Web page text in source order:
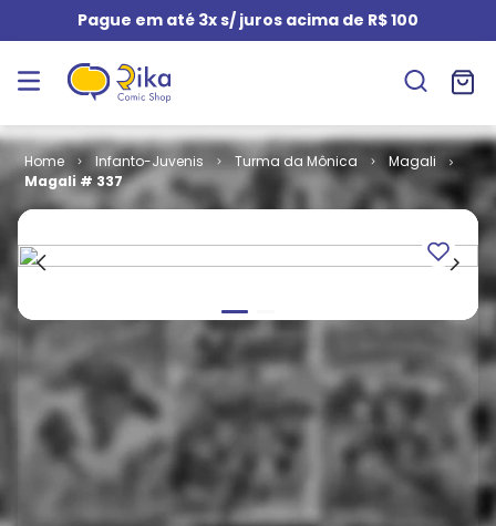
Pague em até 3x s/ juros acima de R$ 100
Infanto-Juvenis Turma da Mônica
Magali
Magali # 337